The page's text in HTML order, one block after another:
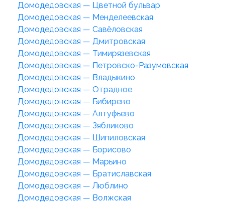
Домодедовская — Цветной бульвар
Домодедовская — Менделеевская
Домодедовская — Савёловская
Домодедовская — Дмитровская
Домодедовская — Тимирязевская
Домодедовская — Петровско-Разумовская
Домодедовская — Владыкино
Домодедовская — Отрадное
Домодедовская — Бибирево
Домодедовская — Алтуфьево
Домодедовская — Зябликово
Домодедовская — Шипиловская
Домодедовская — Борисово
Домодедовская — Марьино
Домодедовская — Братиславская
Домодедовская — Люблино
Домодедовская — Волжская